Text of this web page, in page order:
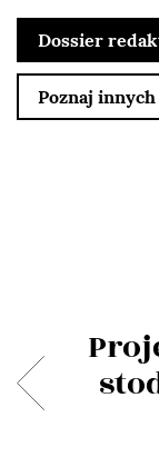
Dossier
Poznaj